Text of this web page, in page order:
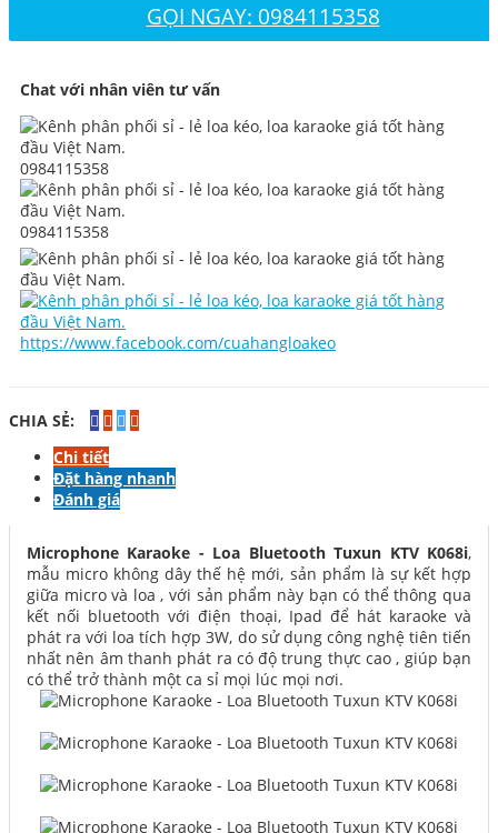
GỌI NGAY: 0984115358
Chat với nhân viên tư vấn
0984115358
0984115358
https://www.facebook.com/cuahangloakeo
CHIA SẺ:
Chi tiết
Đặt hàng nhanh
Đánh giá
Microphone Karaoke - Loa Bluetooth Tuxun KTV K068i,
mẫu micro không dây thế hệ mới, sản phẩm là sự kết hợp
giữa micro và loa , với sản phẩm này bạn có thể thông qua
kết nối bluetooth với điện thoại, Ipad để hát karaoke và
phát ra với loa tích hợp 3W, do sử dụng công nghệ tiên tiến
nhất nên âm thanh phát ra có độ trung thực cao , giúp bạn
có thể trở thành một ca sỉ mọi lúc mọi nơi.